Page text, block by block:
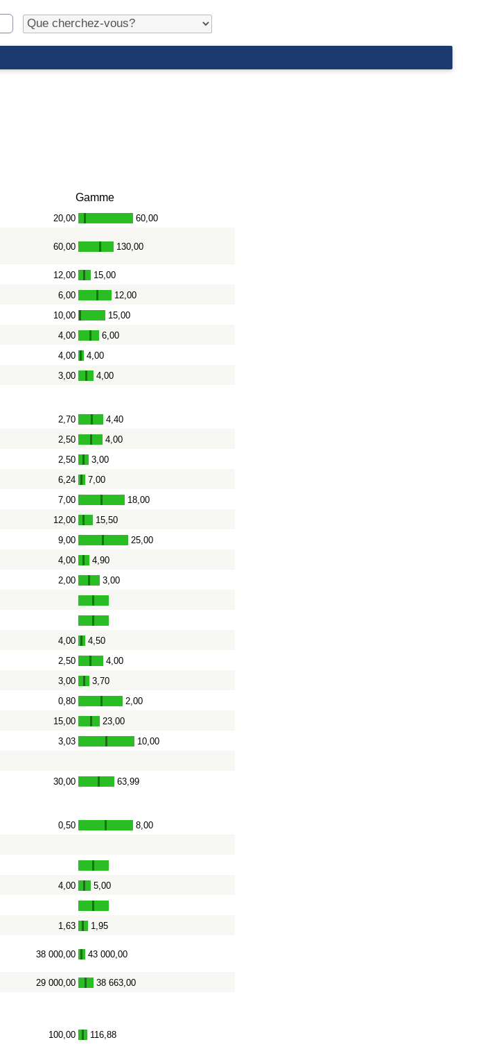
Gamme
20,00 - 60,00
60,00 - 130,00
12,00 - 15,00
6,00 - 12,00
10,00 - 15,00
4,00 - 6,00
4,00 - 4,00
3,00 - 4,00
2,70 - 4,40
2,50 - 4,00
2,50 - 3,00
6,24 - 7,00
7,00 - 18,00
12,00 - 15,50
9,00 - 25,00
4,00 - 4,90
2,00 - 3,00
4,00 - 4,50
2,50 - 4,00
3,00 - 3,70
0,80 - 2,00
15,00 - 23,00
3,03 - 10,00
30,00 - 63,99
0,50 - 8,00
4,00 - 5,00
1,63 - 1,95
38 000,00 - 43 000,00
29 000,00 - 38 663,00
100,00 - 116,88